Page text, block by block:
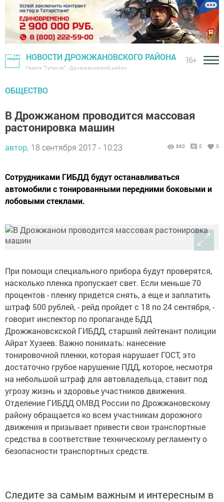
НОВОСТИ ДРОЖЖАНОВСКОГО РАЙОНА
Газета "Туган як" - Дрожжановский район
16+
ОБЩЕСТВО
В Дрожжаном проводится массовая
растонировка машин
автор, 18 сентября 2017 - 10:23 860 0 0
Сотрудниками ГИБДД будут останавливаться
автомобили с тонированными передними боковыми и
лобовыми стеклами.
При помощи специального прибора будут проверятся,
насколько пленка пропускает свет. Если меньше 70
процентов - пленку придется снять, а еще и заплатить
штраф 500 рублей, - рейд пройдет с 18 по 24 сентября, -
говорит инспектор по пропаганде БДД
Дрожжановскской ГИБДД, старший лейтенант полиции
Айрат Хузеев. Важно понимать: нанесение
тонировочной пленки, которая нарушает ГОСТ, это
достаточно грубое нарушение ПДД, которое, несмотря
на небольшой штраф для автовладельца, ставит под
угрозу жизнь и здоровье участников движения.
Отделение ГИБДД ОМВД России по Дрожжановскому
району обращается ко всем участникам дорожного
движения и призывает привести свои транспортные
средства в соответствие техническому регламенту о
безопасности транспортных средств.
Следите за самым важным и интересным в